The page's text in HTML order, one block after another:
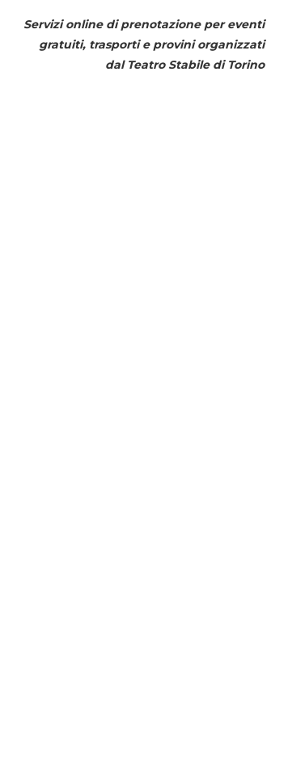
Servizi online di prenotazione per eventi
gratuiti, trasporti e provini organizzati
dal Teatro Stabile di Torino